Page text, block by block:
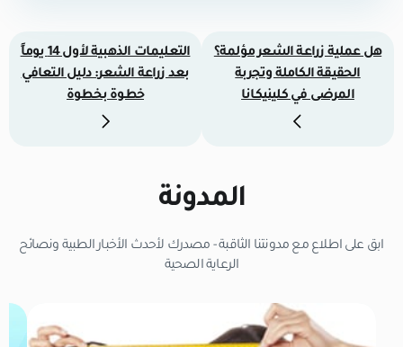
هل عملية زراعة الشعر مؤلمة؟
الحقيقة الكاملة وتجربة
المرضى في كلينيكانا
التعليمات الذهبية لأول 14 يوماً
بعد زراعة الشعر: دليل التعافي
خطوة بخطوة
المدونة
ابق على اطلاع مع مدونتنا الثاقبة - مصدرك لأحدث الأخبار الطبية ونصائح
الرعاية الصحية